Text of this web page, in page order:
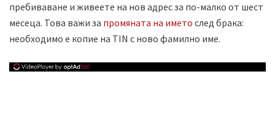
пребиваване и живеете на нов адрес за по-малко от шест
месеца. Това важи за промяната на името след брака:
необходимо е копие на TIN с ново фамилно име.